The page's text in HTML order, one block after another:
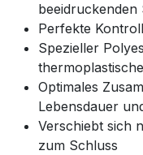
beeidruckenden
Perfekte
Spezieller
Optimales
Lebensdauer
Verschiebt sich
zum Schluss